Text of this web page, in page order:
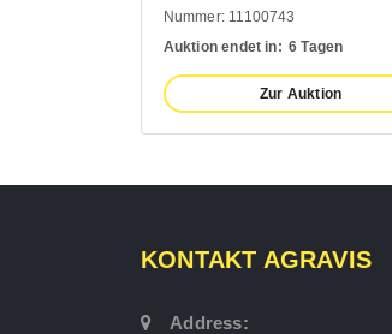
Nummer: 11100743
Auktion endet in: 6 Tagen
Zur Auktion
KONTAKT AGRAVIS
Address: